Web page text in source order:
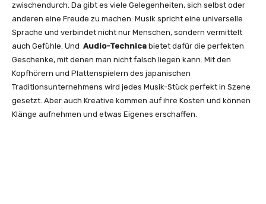
zwischendurch. Da gibt es viele Gelegenheiten, sich selbst oder
anderen eine Freude zu machen. Musik spricht eine universelle
Sprache und verbindet nicht nur Menschen, sondern vermittelt
auch Gefühle. Und Audio-Technica bietet dafür die perfekten
Geschenke, mit denen man nicht falsch liegen kann. Mit den
Kopfhörern und Plattenspielern des japanischen
Traditionsunternehmens wird jedes Musik-Stück perfekt in Szene
gesetzt. Aber auch Kreative kommen auf ihre Kosten und können
Klänge aufnehmen und etwas Eigenes erschaffen.